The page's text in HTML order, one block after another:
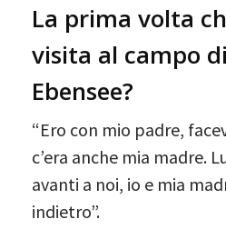
La prima volta
visita al campo
Ebensee?
“Ero con mio padre,
c’era anche mia madre.
avanti a noi, io e mia
indietro”.